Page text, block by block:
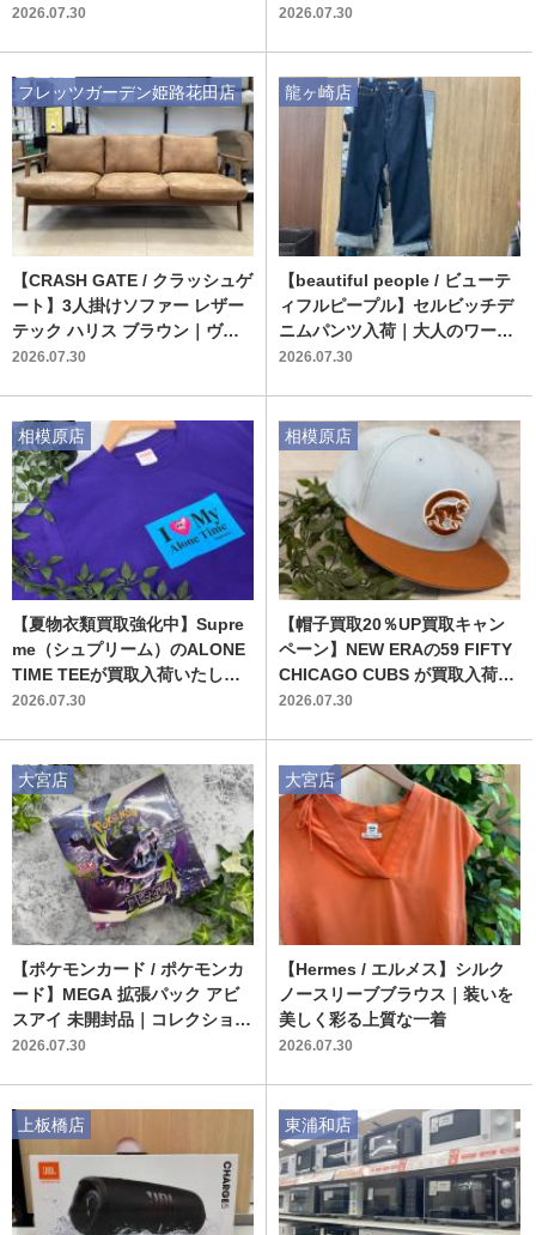
ームキットが入荷
2026.07.30
トが花見川作新台店へ
2026.07.30
【CRASH GATE / クラッシュゲ
ート】3人掛けソファー レザー
テック ハリス ブラウン｜ヴィ
ンテージ感漂う上質なリビング
2026.07.30
フレッツガーデン姫路花田店
【beautiful people / ビューテ
ィフルピープル】セルビッチデ
ニムパンツ入荷｜大人のワード
ローブに映える一着
2026.07.30
龍ヶ崎店
【夏物衣類買取強化中】Supre
me（シュプリーム）のALONE
TIME TEEが買取入荷いたしま
した！！
2026.07.30
相模原店
【帽子買取20％UP買取キャン
ペーン】NEW ERAの59 FIFTY
CHICAGO CUBS が買取入荷い
たしました！
2026.07.30
相模原店
【ポケモンカード / ポケモンカ
ード】MEGA 拡張パック アビ
スアイ 未開封品｜コレクション
整理・持込買取は大宮店へ
2026.07.30
大宮店
【Hermes / エルメス】シルク
ノースリーブブラウス｜装いを
美しく彩る上質な一着
2026.07.30
大宮店
上板橋店 東浦和店